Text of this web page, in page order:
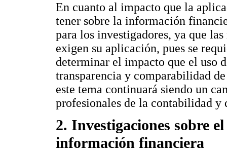
En cuanto al impacto que la
tener sobre la información
para los investigadores, ya que
exigen su aplicación, pues se
determinar el impacto que el uso
transparencia y comparabilidad
este tema continuará siendo un
profesionales de la contabilidad y
2. Investigaciones sobre
información financiera